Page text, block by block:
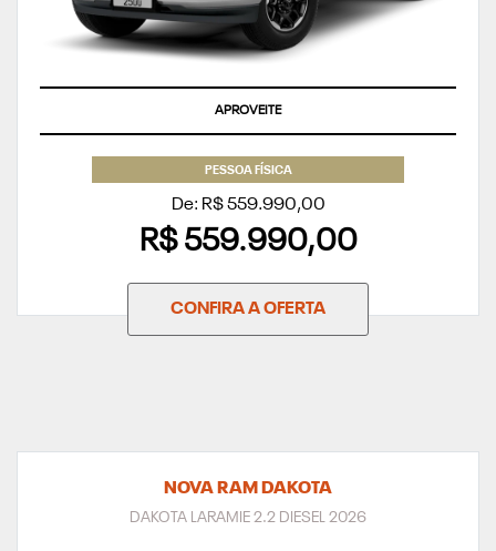
APROVEITE
PESSOA FÍSICA
De: R$ 559.990,00
R$ 559.990,00
CONFIRA A OFERTA
NOVA RAM DAKOTA
DAKOTA LARAMIE 2.2 DIESEL 2026